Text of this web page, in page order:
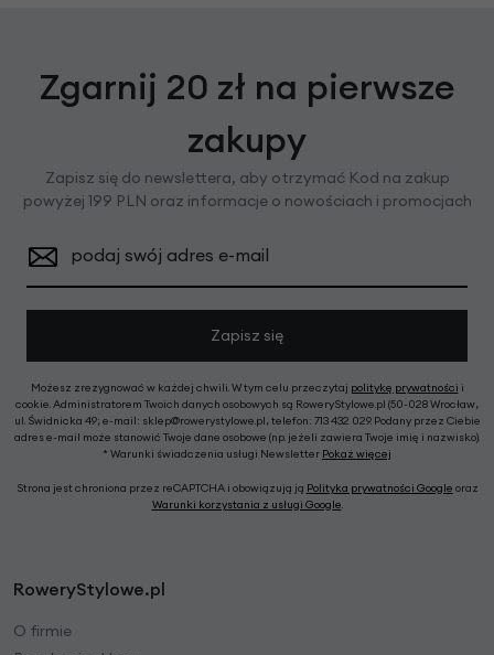
Zgarnij 20 zł na pierwsze
zakupy
Zapisz się do newslettera, aby otrzymać Kod na zakup
powyżej 199 PLN oraz informacje o nowościach i promocjach
podaj swój adres e-mail
Zapisz się
Możesz zrezygnować w każdej chwili. W tym celu przeczytaj politykę prywatności i
cookie. Administratorem Twoich danych osobowych są RoweryStylowe.pl (50-028 Wrocław,
ul. Świdnicka 49; e-mail: sklep@rowerystylowe.pl, telefon: 713 432 029. Podany przez Ciebie
adres e-mail może stanowić Twoje dane osobowe (np. jeżeli zawiera Twoje imię i nazwisko).
* Warunki świadczenia usługi Newsletter Pokaż więcej
Strona jest chroniona przez reCAPTCHA i obowiązują ją Polityka prywatności Google oraz
Warunki korzystania z usługi Google.
RoweryStylowe.pl
O firmie